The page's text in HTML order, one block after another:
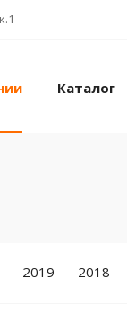
Каталог
2019 2018